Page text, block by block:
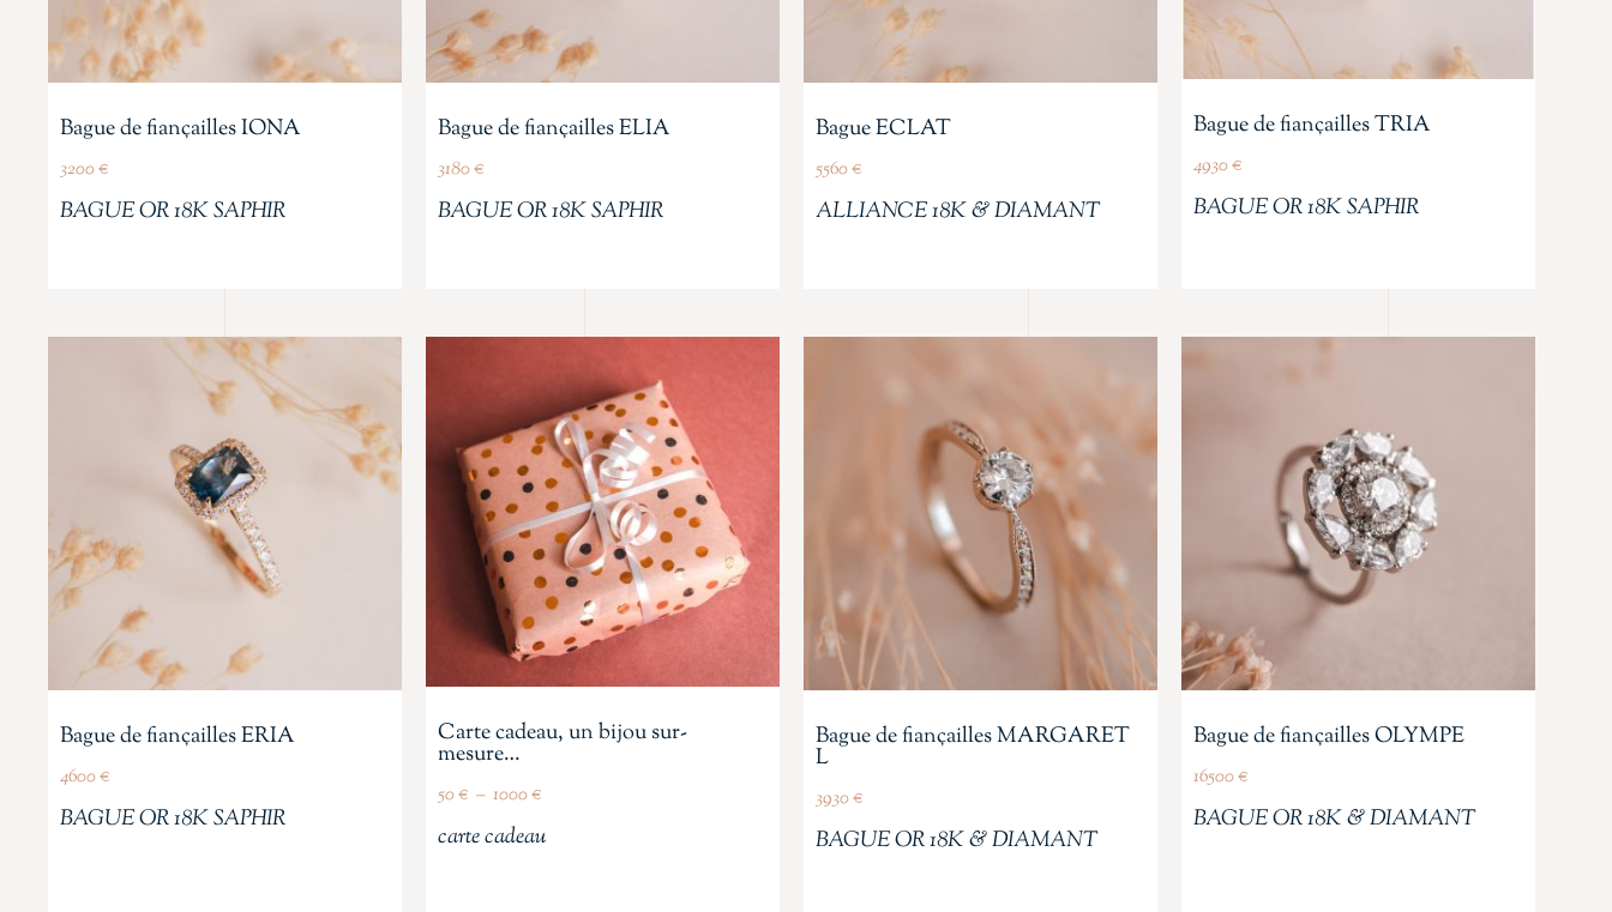
Bague de fiançailles IONA
3200€
BAGUE OR 18K SAPHIR
Bague de fiançailles ELIA
3180€
BAGUE OR 18K SAPHIR
Bague ECLAT
5560€
ALLIANCE 18K & DIAMANT
Bague de fiançailles TRIA
4930€
BAGUE OR 18K SAPHIR
Bague de fiançailles ERIA
4600€
BAGUE OR 18K SAPHIR
Carte cadeau, un bijou sur-
mesure…
50€ – 1000€
carte cadeau
Bague de fiançailles MARGARET
L
3930€
BAGUE OR 18K & DIAMANT
Bague de fiançailles OLYMPE
16500€
BAGUE OR 18K & DIAMANT